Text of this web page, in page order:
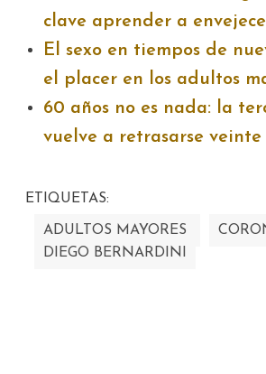
clave aprender a
El sexo en tiempos de
el placer en los adultos
60 años no es nada: la
vuelve a retrasarse veinte
ETIQUETAS:
ADULTOS MAYORES
DIEGO BERNARDINI